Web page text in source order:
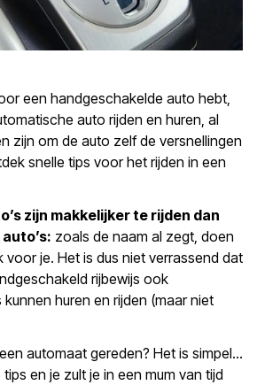
een handgeschakelde auto hebt,
auto rijden en huren, al
zijn om de auto zelf de versnellingen
snelle tips voor het rijden in een
zijn makkelijker te rijden dan
zoals de naam al zegt, doen
voor je. Het is dus niet verrassend dat
rijbewijs ook
huren en rijden (maar niet
automaat gereden? Het is simpel…
en je zult je in een mum van tijd